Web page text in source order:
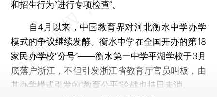
和招生行为“进行专项检查”。
自4月以来，中国教育界对河北衡水中学办学
模式的争议继续发酵。衡水中学在全国开办的第18
家民办学校“分号”——衡水第一中学平湖学校于3月
底落户浙江，不但引发浙江省教育厅官员叫板，由
其办学模式引发的“教育公平”论战也持日未消。